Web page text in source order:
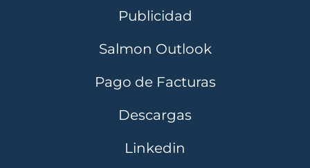
Publicidad
Salmon Outlook
Pago de Facturas
Descargas
Linkedin